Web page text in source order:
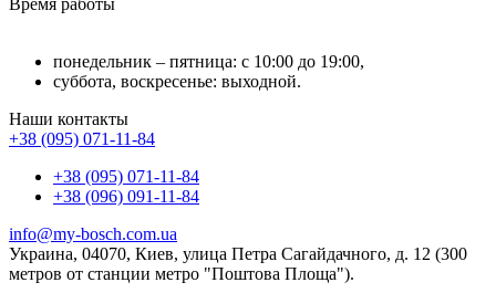
Время работы
понедельник – пятница: с 10:00 до 19:00,
суббота, воскресенье: выходной.
Наши контакты
+38 (095) 071-11-84
+38 (095) 071-11-84
+38 (096) 091-11-84
info@my-bosch.com.ua
Украина, 04070, Киев, улица Петра Сагайдачного, д. 12 (300
метров от станции метро "Поштова Площа").